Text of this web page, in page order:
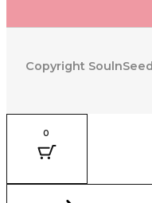
Copyright SoulnSeed
0